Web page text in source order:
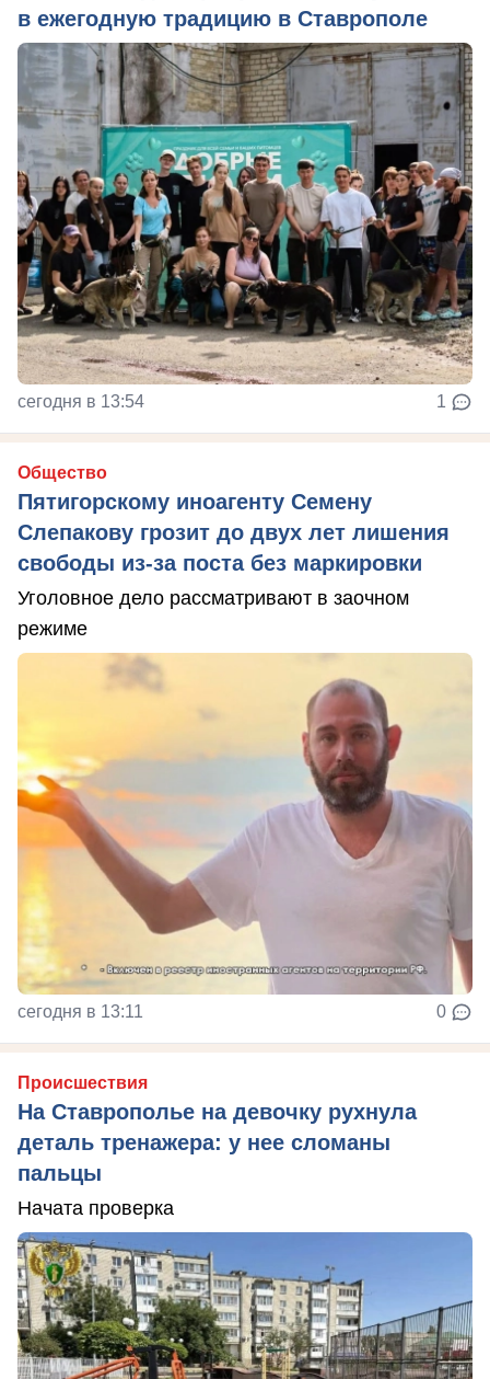
в ежегодную традицию в Ставрополе
сегодня в 13:54 1
Общество
Пятигорскому иноагенту Семену
Слепакову грозит до двух лет лишения
свободы из-за поста без маркировки
Уголовное дело рассматривают в заочном
режиме
сегодня в 13:11 0
Происшествия
На Ставрополье на девочку рухнула
деталь тренажера: у нее сломаны
пальцы
Начата проверка